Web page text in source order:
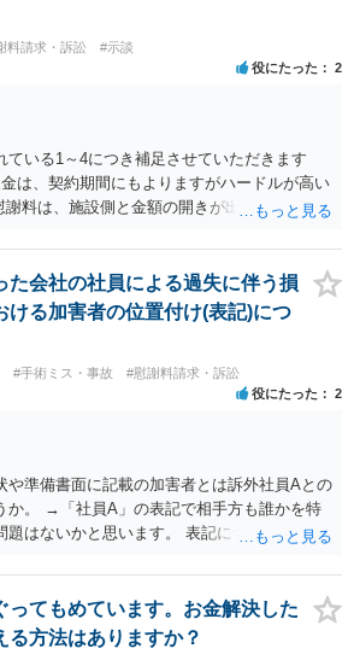
。
料請求・訴訟 #示談
役にたった 2
ている1～4につき補足させていただきます
は、契約期間にもよりますがハードルが高い
料は、施設側と金額の開きが出やすい部分
額に含めるべきかと思います。
た会社の社員による過失に伴う損
ける加害者の位置付け(表記)につ
#手術ミス・事故 #慰謝料請求・訴訟
役にたった 2
や準備書面に記載の加害者とは訴外社員Aとの
か。 →「社員A」の表記で相手方も誰かを特
題はないかと思います。 表記について問題が
ってもめています。お金解決した
る方法はありますか？